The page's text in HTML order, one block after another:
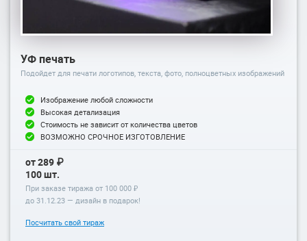
УФ печать
Подойдет для печати логотипов, текста, фото, полноцветных изображений
Изображение любой сложности
Высокая детализация
Стоимость не зависит от количества цветов
ВОЗМОЖНО СРОЧНОЕ ИЗГОТОВЛЕНИЕ
от 289 ₽
100 шт.
При заказе тиража от 100 000 ₽
до 31.12.23 — дизайн в подарок!
Посчитать свой тираж